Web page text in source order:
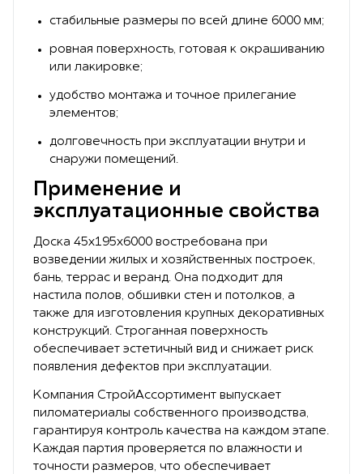
стабильные размеры по всей длине 6000 мм;
ровная поверхность, готовая к окрашиванию
или лакировке;
удобство монтажа и точное прилегание
элементов;
долговечность при эксплуатации внутри и
снаружи помещений.
Применение и
эксплуатационные свойства
Доска 45х195х6000 востребована при
возведении жилых и хозяйственных построек,
бань, террас и веранд. Она подходит для
настила полов, обшивки стен и потолков, а
также для изготовления крупных декоративных
конструкций. Строганная поверхность
обеспечивает эстетичный вид и снижает риск
появления дефектов при эксплуатации.
Компания СтройАссортимент выпускает
пиломатериалы собственного производства,
гарантируя контроль качества на каждом этапе.
Каждая партия проверяется по влажности и
точности размеров, что обеспечивает